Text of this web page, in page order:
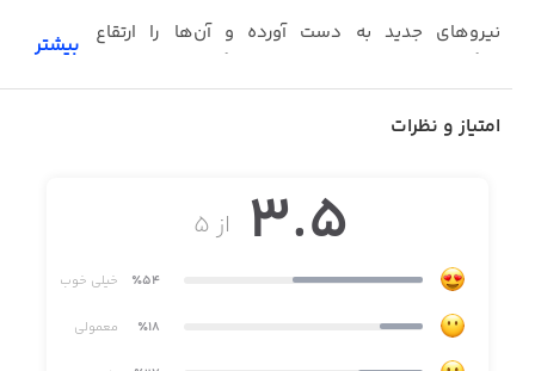
نیروهای جدید به دست آورده و آن‌ها را ارتقاع دهید؛
جنگجویان افسانه‌ای، جادوهای ویرانگر و غول‌های عظیم‌الجثه.
برج‌های رقیب خود را تخریب کرده و با پشت سر گذاشتن
نبردهای خیره‌کننده، قلعه او را تسخیر کنید. غول‌های
Titan Wars که شامل ۹ سطح مختلف است، با نیروهای
· در حالت آنلاین با بازیکنان دیگر از سرتاسر جهان جنگیده و
امتیاز جمع کنید
بیشتر
امتیاز و نظرات
از ۵ 3.5
٪54 خیلی خوب
٪18 معمولی